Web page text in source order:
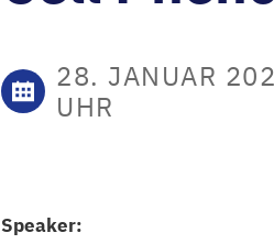
28. JANUAR
UHR
Speaker: